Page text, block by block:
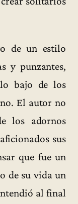
de un estilo
y punzantes,
bajo de los
El autor no
los adornos
sus
que fue un
de su vida un
al final